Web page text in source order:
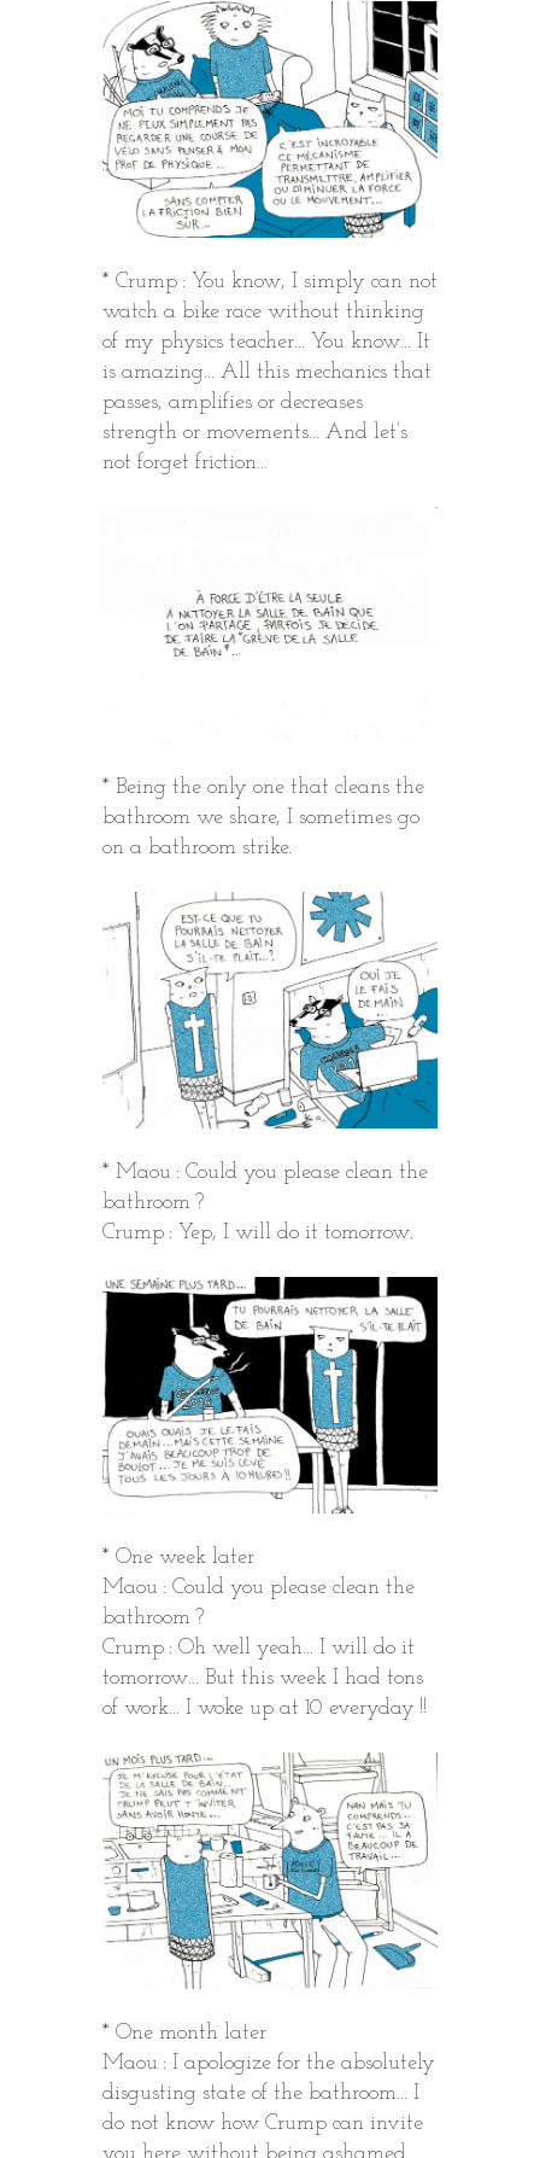
* Crump : You know, I simply can not
watch a bike race without thinking
of my physics teacher… You know… It
is amazing… All this mechanics that
passes, amplifies or decreases
strength or movements… And let’s
not forget friction…
* Being the only one that cleans the
bathroom we share, I sometimes go
on a bathroom strike.
* Maou : Could you please clean the
bathroom ?
Crump : Yep, I will do it tomorrow.
* One week later
Maou : Could you please clean the
bathroom ?
Crump : Oh well yeah… I will do it
tomorrow… But this week I had tons
of work… I woke up at 10 everyday !!
* One month later
Maou : I apologize for the absolutely
disgusting state of the bathroom… I
do not know how Crump can invite